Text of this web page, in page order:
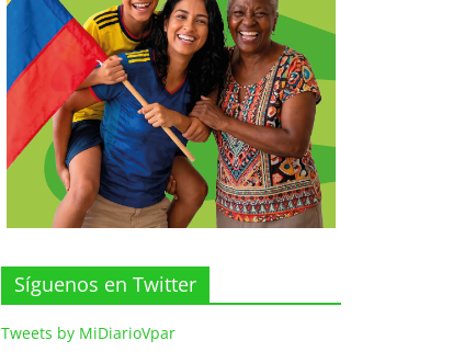
Síguenos en Twitter
Tweets by MiDiarioVpar